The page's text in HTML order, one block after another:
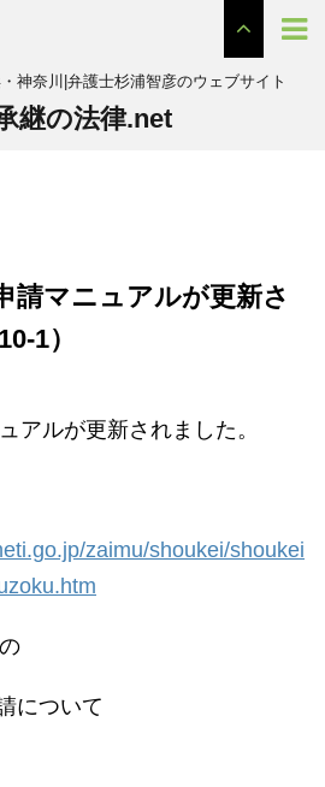
神奈川|弁護士杉浦智彦のウェブサイト
継の法律.net
請マニュアルが更新さ
1）
アルが更新されました。
zaimu/shoukei/shoukei
について